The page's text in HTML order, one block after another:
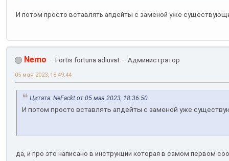
И потом просто вставлять апдейты с заменой уже
Nemo Fortis fortuna adiuvat Администратор
05 мая 2023, 18:49:44
Цитата: NeFackt от 05 мая 2023, 18:36:50
И потом просто вставлять апдейты с заменой уже
да, и про это написано в инструкции которая в самом первом